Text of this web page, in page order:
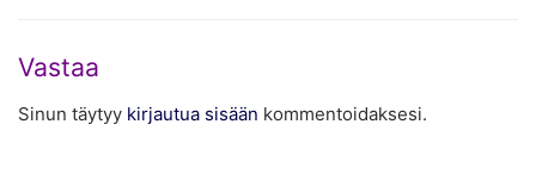
Vastaa
Sinun täytyy kirjautua sisään kommentoidaksesi.